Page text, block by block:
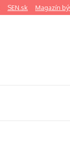
SEN.sk Magazín